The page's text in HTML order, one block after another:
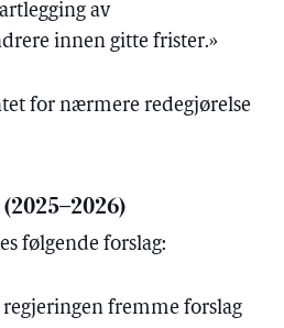
av
innen gitte frister.»
for nærmere redegjørelse
følgende forslag:
fremme forslag